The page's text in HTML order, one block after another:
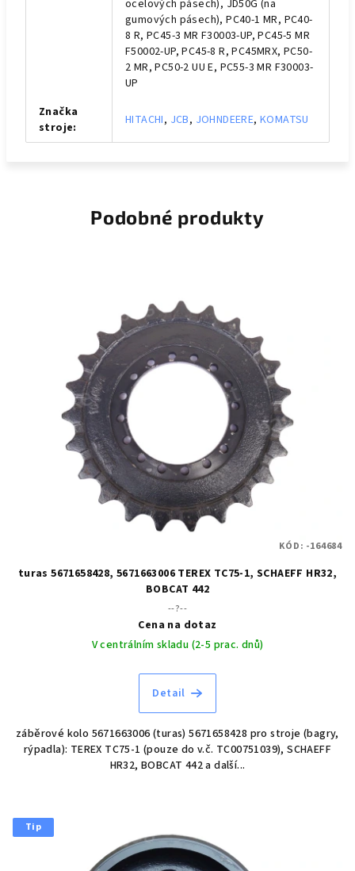
ocelových pásech), JD50G (na
gumových pásech), PC40-1 MR, PC40-
8 R, PC45-3 MR F30003-UP, PC45-5 MR
F50002-UP, PC45-8 R, PC45MRX, PC50-
2 MR, PC50-2 UU E, PC55-3 MR F30003-
UP
Značka
stroje: HITACHI, JCB, JOHNDEERE,KOMATSU
Podobné produkty
turas 5671658428, 5671663006 TEREX TC75-1, SCHAEFF HR32,
BOBCAT 442
--?--
Cena na dotaz
V centrálním skladu (2-5 prac. dnů)
Detail
záběrové kolo 5671663006 (turas) 5671658428 pro stroje (bagry,
rýpadla): TEREX TC75-1 (pouze do v.č. TC00751039), SCHAEFF
HR32, BOBCAT 442 a další...
KÓD: -164684
Tip